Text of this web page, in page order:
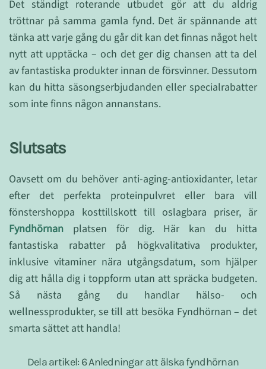
Det ständigt roterande utbudet gör att du aldrig
tröttnar på samma gamla fynd. Det är spännande att
tänka att varje gång du går dit kan det finnas något helt
nytt att upptäcka – och det ger dig chansen att ta del
av fantastiska produkter innan de försvinner. Dessutom
kan du hitta säsongserbjudanden eller specialrabatter
som inte finns någon annanstans.
Slutsats
Oavsett om du behöver anti-aging-antioxidanter, letar
efter det perfekta proteinpulvret eller bara vill
fönstershoppa kosttillskott till oslagbara priser, är
Fyndhörnan platsen för dig. Här kan du hitta
fantastiska rabatter på högkvalitativa produkter,
inklusive vitaminer nära utgångsdatum, som hjälper
dig att hålla dig i toppform utan att spräcka budgeten.
Så nästa gång du handlar hälso- och
wellnessprodukter, se till att besöka Fyndhörnan – det
smarta sättet att handla!
Dela artikel: 6 Anledningar att älska fyndhörnan